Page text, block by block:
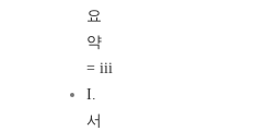
요
약
= iii
I.
서